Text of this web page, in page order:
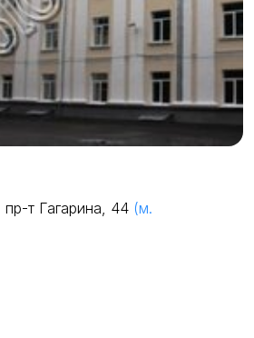
т Гагарина, 44 (м.